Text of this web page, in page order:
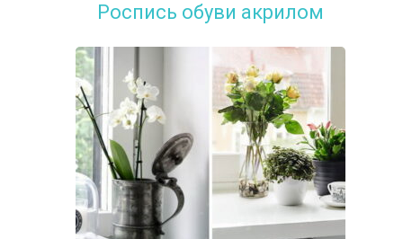
Роспись обуви акрилом